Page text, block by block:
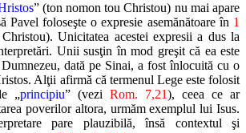
” (ton nomon tou Christou) nu mai apare
foloseşte o expresie asemănătoare în 1
Christou). Unicitatea acestei expresii a dus la
Unii susţin în mod greşit că ea este
dată pe Sinai, a fost înlocuită cu o
Alţii afirmă că termenul Lege este folosit
„principiu” (vezi Rom. 7,21), ceea ce ar
poverilor altora, urmăm exemplul lui Isus.
pare plauzibilă, însă contextul şi